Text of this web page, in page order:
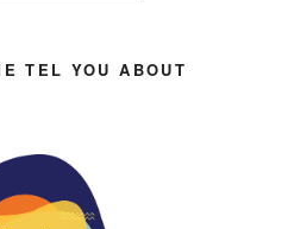
TEL YOU ABOUT